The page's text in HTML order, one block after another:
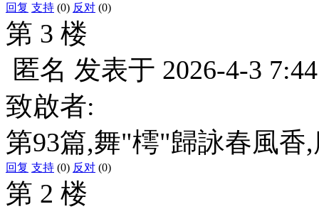
回复 支持 (0) 反对 (0)
第 3 楼
匿名 发表于 2026-4-3
致啟者:
第93篇,舞"樗"歸詠春風
回复 支持 (0) 反对 (0)
第 2 楼